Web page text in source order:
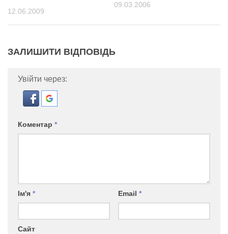
12.06.2009
09.03.2006
ЗАЛИШИТИ ВІДПОВІДЬ
Увійти через:
Коментар *
Ім'я * Email *
Сайт